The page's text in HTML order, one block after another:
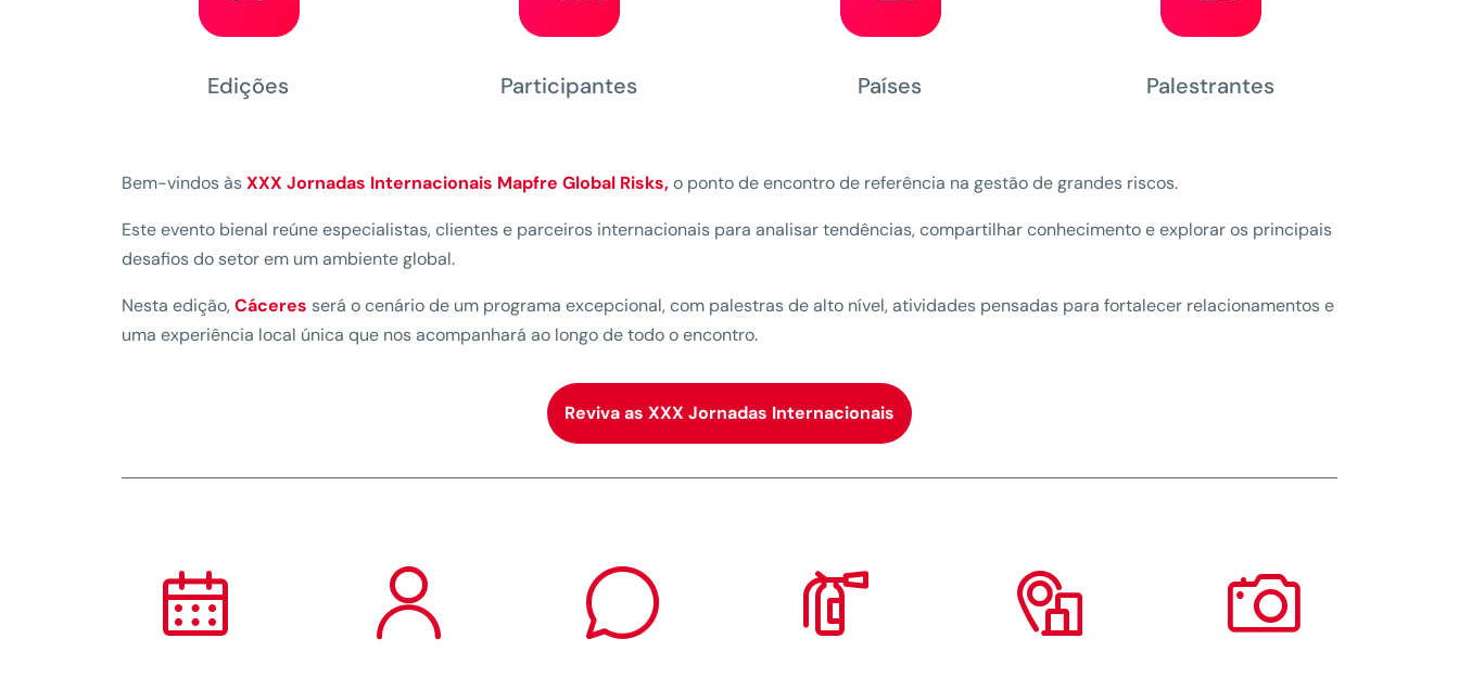
Edições Participantes Países Palestrantes
Bem-vindos àsXXX Jornadas Internacionais Mapfre Global Risks,o ponto de encontro de referência na gestão de grandes riscos.
Este evento bienal reúne especialistas, clientes e parceiros internacionais para analisar tendências, compartilhar conhecimento e explorar os principais
desafios do setor em um ambiente global.
Nesta edição,Cáceres será o cenário de um programa excepcional, com palestras de alto nível, atividades pensadas para fortalecer relacionamentos e
uma experiência local única que nos acompanhará ao longo de todo o encontro.
Reviva as XXX Jornadas Internacionais
     